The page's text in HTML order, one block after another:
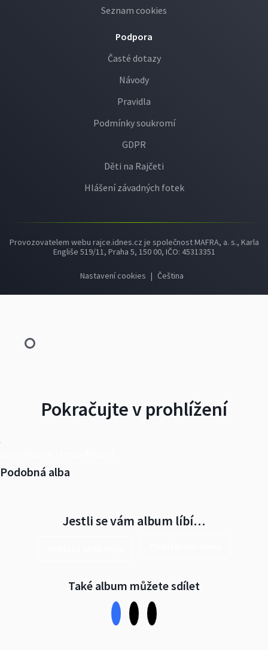
Seznam cookies
Podpora
Časté dotazy
Návody
Pravidla
Podmínky soukromí
GDPR
Děti na Rajčeti
Hlášení závadných fotek
Provozovatelem webu rajce.idnes.cz je společnost MAFRA, a. s., Karla
Engliše 519/11, Praha 5, 150 00, IČO: 45313351
Nastavení cookies | Čeština
Pokračujte v prohlížení
Podobná alba
Jestli se vám album líbí…
Také album můžete sdílet